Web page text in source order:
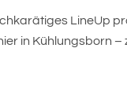
LineUp
in Kühlungsborn –